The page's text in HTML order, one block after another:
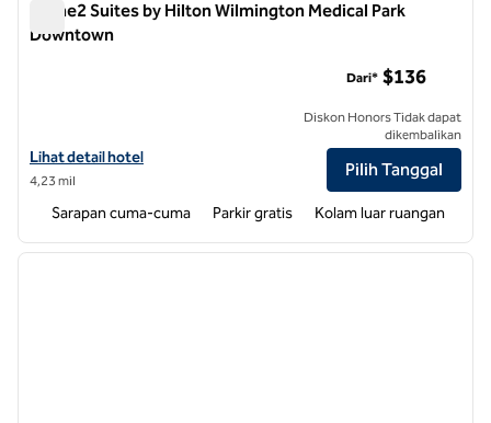
Home2 Suites by Hilton Wilmington Medical Park
Downtown
Lihat detail hotel untuk Home2 Suites by Hilton Wilmington Medical
Lihat detail hotel
4,23 mil
Dari* $136
Diskon Honors Tidak dapat
dikembalikan
Pilih Tanggal
Sarapan cuma-cuma Parkir gratis Kolam luar ruangan
1 dari 12